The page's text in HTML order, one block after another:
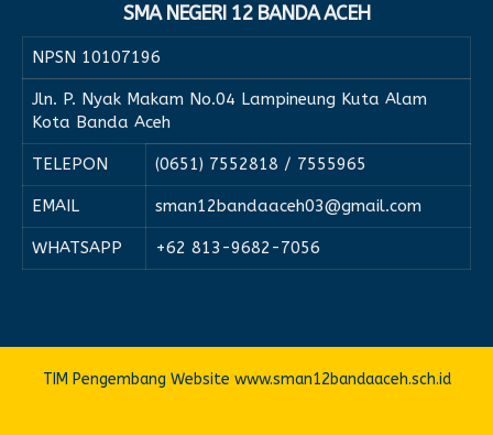
SMA NEGERI 12 BANDA ACEH
NPSN 10107196
Jln. P. Nyak Makam No.04 Lampineung Kuta Alam
Kota Banda Aceh
TELEPON (0651) 7552818 / 7555965
EMAIL sman12bandaaceh03@gmail.com
WHATSAPP +62 813-9682-7056
TIM Pengembang Website www.sman12bandaaceh.sch.id